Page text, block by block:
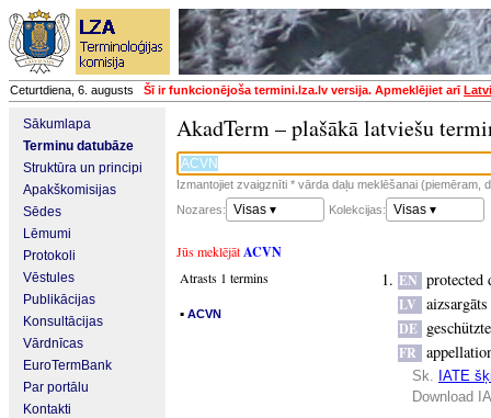
Ceturtdiena, 6. augusts Šī ir funkcionējoša termini.lza.lv versija. Apmeklējiet arī
Sākumlapa
Terminu datubāze
Struktūra un principi
Apakškomisijas
Sēdes
Lēmumi
Protokoli
Vēstules
Publikācijas
Konsultācijas
Vārdnīcas
EuroTermBank
Par portālu
Kontakti
AkadTerm – plašākā latviešu
Izmantojiet zvaigznīti * vārda daļu meklēšanai (piemēram,
Nozares:
Visas ▾ Kolekcijas: Visas ▾
Jūs meklējātACVN
Atrasts 1 termins
▪ ACVN
EN protected
LV
DE
FR
Sk. IATE
Download